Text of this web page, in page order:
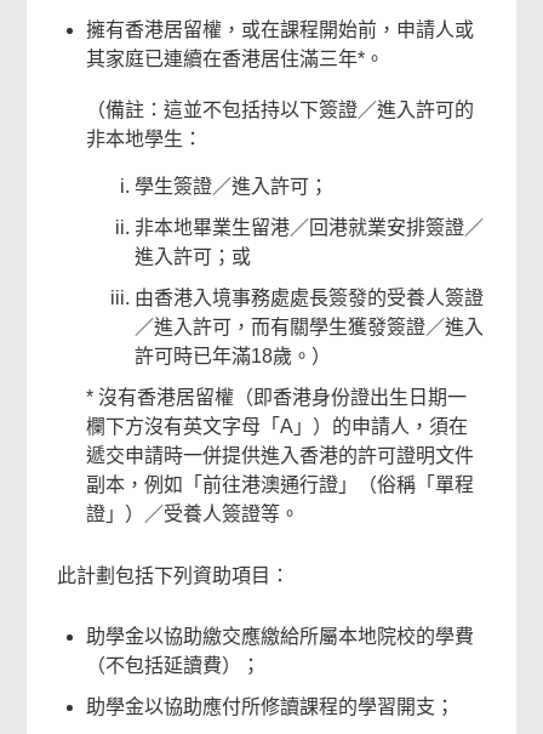
擁有香港居留權，或在課程開始前，申請人或
其家庭已連續在香港居住滿三年*。
（備註：這並不包括持以下簽證／進入許可的
非本地學生：
學生簽證／進入許可；
非本地畢業生留港／回港就業安排簽證／
進入許可；或
由香港入境事務處處長簽發的受養人簽證
／進入許可，而有關學生獲發簽證／進入
許可時已年滿18歲。）
* 沒有香港居留權（即香港身份證出生日期一
欄下方沒有英文字母「A」）的申請人，須在
遞交申請時一併提供進入香港的許可證明文件
副本，例如「前往港澳通行證」（俗稱「單程
證」）／受養人簽證等。
此計劃包括下列資助項目：
助學金以協助繳交應繳給所屬本地院校的學費
（不包括延讀費）；
助學金以協助應付所修讀課程的學習開支；